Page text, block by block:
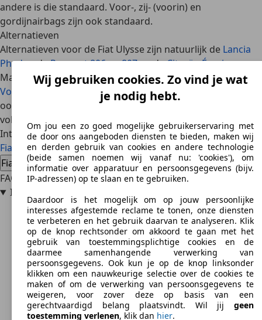
andere is die standaard. Voor-, zij- (voorin) en
gordijnairbags zijn ook standaard.
Alternatieven
Alternatieven voor de Fiat Ulysse zijn natuurlijk de Lancia
Phedra, dePeugeot 806en807en deCitroën Évasion.
Maar óók deRenault Espace, deFord Galaxy, de
Volkswagen Sharan
en deSEAT Alhambra
ook geïnteresseerd in de
Lanciaof
volop keuze als het gaat om grotere MPV’s.
Interesse in een Fiat Ulysse
Fiat Ulysse occasionsFiat Ulysse nieuwe auto's
Fiat Ulysse dealeraanbiedingen
FAQ
Is de Fiat Ulysse een betrouwbare auto?
Wij gebruiken cookies. Zo vind je wat
je nodig hebt.
Om jou een zo goed mogelijke gebruikerservaring met
de door ons aangeboden diensten te bieden, maken wij
en derden gebruik van cookies en andere technologie
(beide samen noemen wij vanaf nu: 'cookies'), om
informatie over apparatuur en persoonsgegevens (bijv.
IP-adressen) op te slaan en te gebruiken.
Daardoor is het mogelijk om op jouw persoonlijke
interesses afgestemde reclame te tonen, onze diensten
te verbeteren en het gebruik daarvan te analyseren. Klik
op de knop rechtsonder om akkoord te gaan met het
gebruik van toestemmingsplichtige cookies en de
daarmee samenhangende verwerking van
persoonsgegevens. Ook kun je op de knop linksonder
klikken om een nauwkeurige selectie over de cookies te
maken of om de verwerking van persoonsgegevens te
weigeren, voor zover deze op basis van een
gerechtvaardigd belang plaatsvindt. Wil jij geen
toestemming verlenen, klik dan hier.